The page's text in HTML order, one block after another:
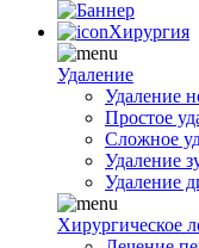
Хирургия
Удаление
Удаление
Простое
Сложное
Удаление
Удаление
Хирургическое